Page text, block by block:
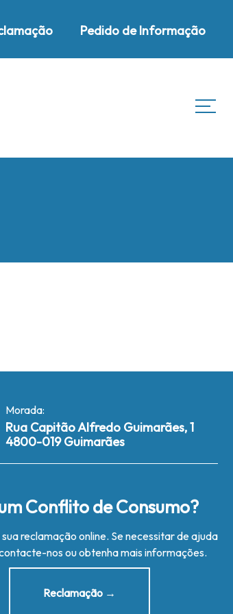
Pedido de Informação
Morada:
Rua Capitão Alfredo Guimarães, 1
4800-019 Guimarães
Conflito de Consumo?
reclamação online. Se necessitar de ajuda
nos ou obtenha mais informações.
Reclamação →